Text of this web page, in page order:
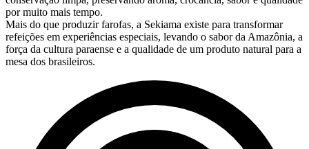
por muito mais tempo.
Mais do que produzir farofas, a Sekiama existe para transformar
refeições em experiências especiais, levando o sabor da Amazônia, a
força da cultura paraense e a qualidade de um produto natural para a
mesa dos brasileiros.